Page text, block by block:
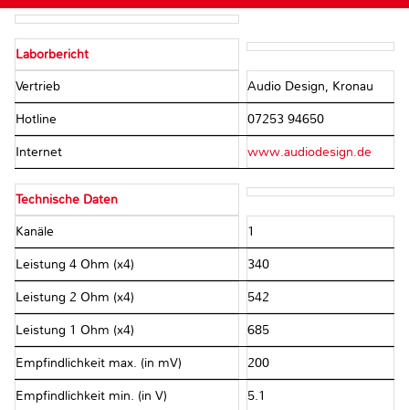
Laborbericht
Vertrieb Audio Design, Kronau
Hotline 07253 94650
Internet www.audiodesign.de
Technische Daten
Kanäle 1
Leistung 4 Ohm (x4) 340
Leistung 2 Ohm (x4) 542
Leistung 1 Ohm (x4) 685
Empfindlichkeit max. (in mV) 200
Empfindlichkeit min. (in V) 5.1